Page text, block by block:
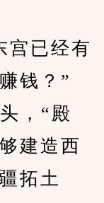
已经有
钱？”
，“殿
建造西
拓土